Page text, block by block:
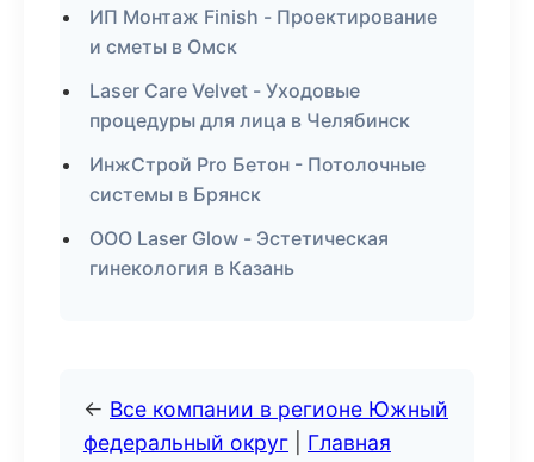
ИП Монтаж Finish - Проектирование
и сметы в Омск
Laser Care Velvet - Уходовые
процедуры для лица в Челябинск
ИнжСтрой Pro Бетон - Потолочные
системы в Брянск
ООО Laser Glow - Эстетическая
гинекология в Казань
← Все компании в регионе Южный
федеральный округ
Главная